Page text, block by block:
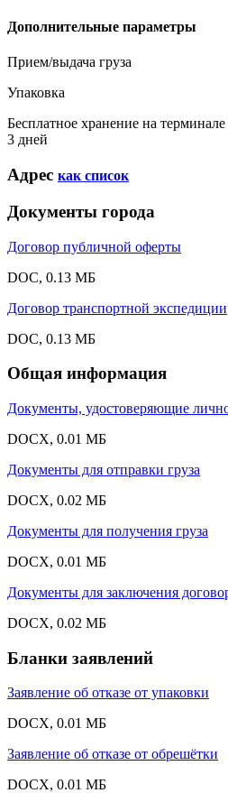
Дополнительные параметры
Прием/выдача груза
Упаковка
Бесплатное хранение на
3 дней
Адрес как список
Документы города
Договор публичной оферты
DOC, 0.13 МБ
Договор транспортной экспедиции
DOC, 0.13 МБ
Общая информация
Документы, удостоверяющие
DOCX, 0.01 МБ
Документы для отправки груза
DOCX, 0.02 МБ
Документы для получения груза
DOCX, 0.01 МБ
Документы для заключения
DOCX, 0.02 МБ
Бланки заявлений
Заявление об отказе от упаковки
DOCX, 0.01 МБ
Заявление об отказе от обрешётки
DOCX, 0.01 МБ